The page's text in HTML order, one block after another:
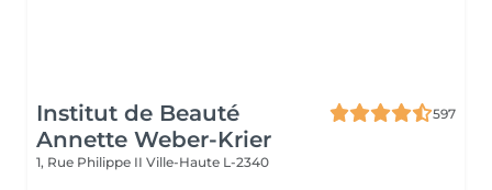
Institut de Beauté
Annette Weber-Krier
597
1, Rue Philippe II Ville-Haute L-2340